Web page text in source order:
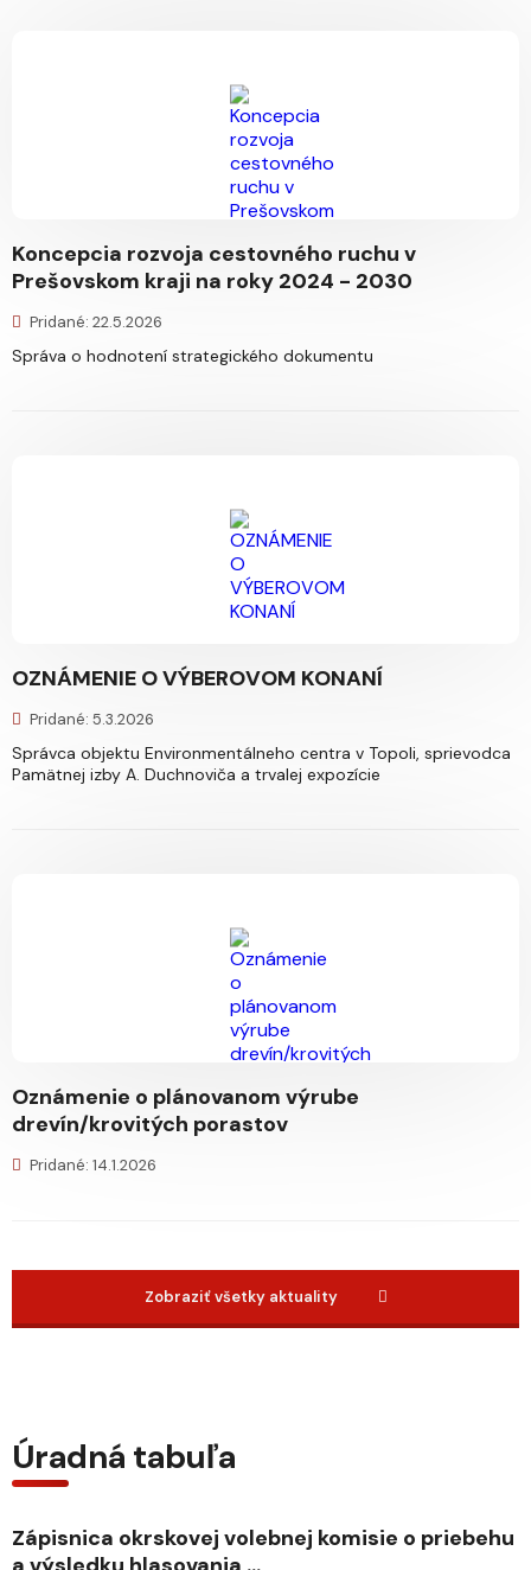
Koncepcia rozvoja cestovného ruchu v
Prešovskom kraji na roky 2024 - 2030
Pridané: 22.5.2026
Správa o hodnotení strategického dokumentu
OZNÁMENIE O VÝBEROVOM KONANÍ
Pridané: 5.3.2026
Správca objektu Environmentálneho centra v Topoli, sprievodca
Pamätnej izby A. Duchnoviča a trvalej expozície
Oznámenie o plánovanom výrube
drevín/krovitých porastov
Pridané: 14.1.2026
Zobraziť všetky aktuality
Úradná tabuľa
Zápisnica okrskovej volebnej komisie o priebehu